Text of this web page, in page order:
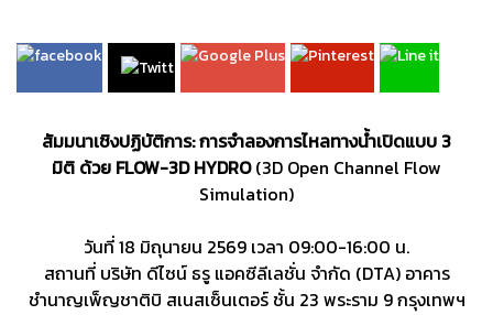
สัมมนาเชิงปฏิบัติการ: การจำลองการไหลทางน้ำเปิดแบบ 3
มิติ ด้วย FLOW-3D HYDRO(3D Open Channel Flow
Simulation)
วันที่ 18 มิถุนายน 2569 เวลา 09:00-16:00 น.
สถานที่ บริษัท ดีไซน์ ธรู แอคซีลีเลชั่น จำกัด (DTA) อาคาร
ชำนาญเพ็ญชาติบิ สเนสเซ็นเตอร์ ชั้น 23 พระราม 9 กรุงเทพฯ